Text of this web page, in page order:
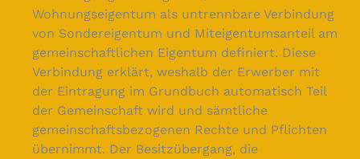
Wohnungseigentum als untrennbare Verbindung
von Sondereigentum und Miteigentumsanteil am
gemeinschaftlichen Eigentum definiert. Diese
Verbindung erklärt, weshalb der Erwerber mit
der Eintragung im Grundbuch automatisch Teil
der Gemeinschaft wird und sämtliche
gemeinschaftsbezogenen Rechte und Pflichten
übernimmt. Der Besitzübergang, die